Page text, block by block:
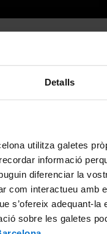
Detalls
utilitza galetes
informació
diferenciar la
com interactueu amb
s’ofereix adequant-
sobre les galetes
20
l'activitat